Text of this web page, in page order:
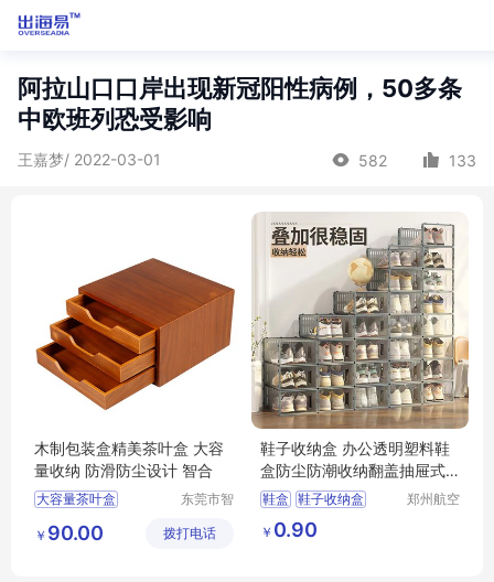
阿拉山口口岸出现新冠阳性病例，50多条
中欧班列恐受影响
王嘉梦/ 2022-03-01 582 133
木制包装盒精美茶叶盒 大容
量收纳 防滑防尘设计 智合
大容量茶叶盒
多功能茶叶盒
东莞市智
限公司
￥ 90.00 拨打电话
鞋子收纳盒 办公透明塑料鞋
盒防尘防潮收纳翻盖抽屉式
简易鞋盒
鞋盒 鞋子收纳盒
办公透明塑料鞋盒
郑州航空
￥ 0.90